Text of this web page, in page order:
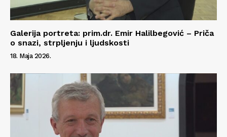
Galerija portreta: prim.dr. Emir Halilbegović – Priča
o snazi, strpljenju i ljudskosti
18. Maja 2026.